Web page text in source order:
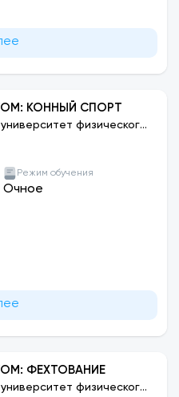
КОННЫЙ СПОРТ
физического
Узбекистана
Режим обучения
Очное
ФЕХТОВАНИЕ
физического